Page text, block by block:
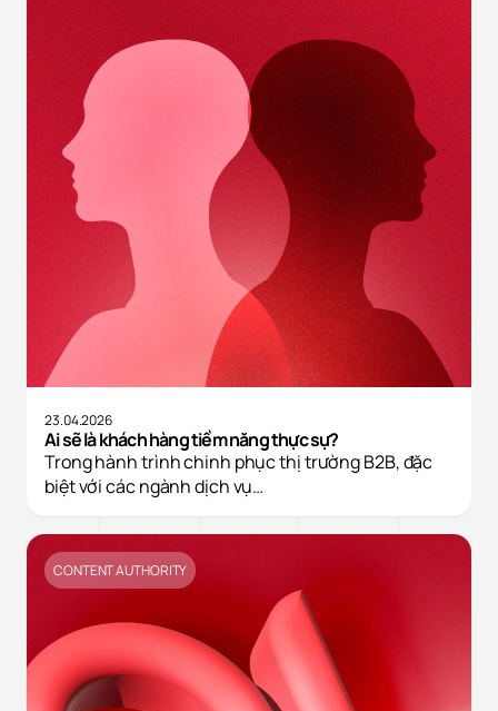
23.04.2026
Ai sẽ là khách hàng tiềm năng thực sự?
Trong hành trình chinh phục thị trường B2B, đặc
biệt với các ngành dịch vụ…
CONTENT AUTHORITY